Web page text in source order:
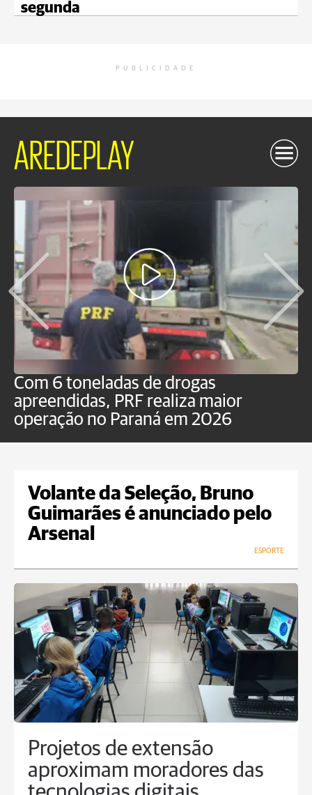
segunda
PUBLICIDADE
AREDEPLAY
Com 6 toneladas de drogas
apreendidas, PRF realiza maior
operação no Paraná em 2026
Volante da Seleção, Bruno
Guimarães é anunciado pelo
Arsenal
ESPORTE
Projetos de extensão
aproximam moradores das